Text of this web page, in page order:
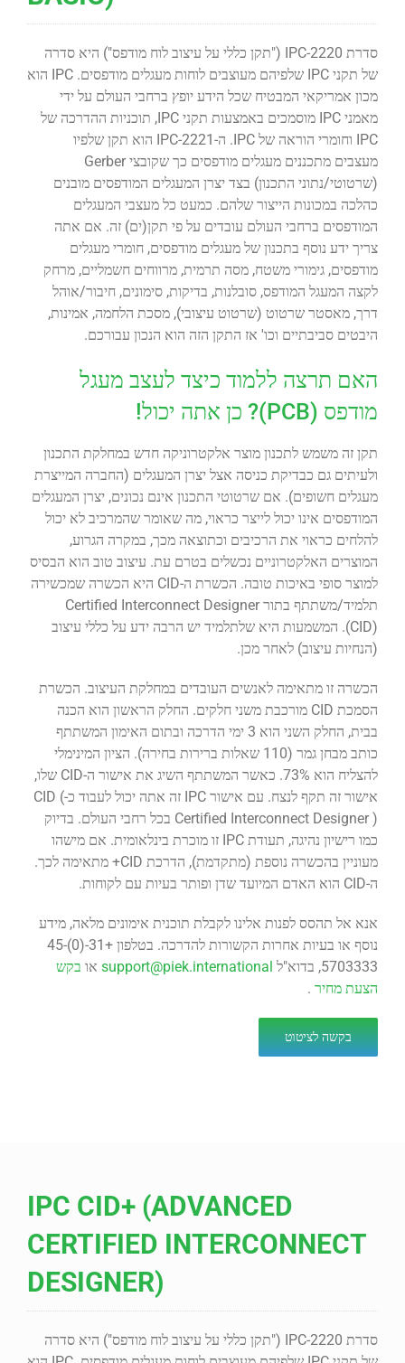
סדרת IPC-2220 ("תקן כללי על עיצוב לוח מודפס") היא סדרה
של תקני IPC שלפיהם מעוצבים לוחות מעגלים מודפסים. IPC הוא
מכון אמריקאי המבטיח שכל הידע יופץ ברחבי העולם על ידי
מאמני IPC מוסמכים באמצעות תקני IPC, תוכניות ההדרכה של
IPC וחומרי הוראה של IPC. ה-IPC-2221 הוא תקן שלפיו
מעצבים מתכננים מעגלים מודפסים כך שקובצי Gerber
(שרטוטי/נתוני התכנון) בצד יצרן המעגלים המודפסים מובנים
כהלכה במכונות הייצור שלהם. כמעט כל מעצבי המעגלים
המודפסים ברחבי העולם עובדים על פי תקן(ים) זה. אם אתה
צריך ידע נוסף בתכנון של מעגלים מודפסים, חומרי מעגלים
מודפסים, גימורי משטח, מסה תרמית, מרווחים חשמליים, מרחק
לקצה המעגל המודפס, סובלנות, בדיקות, סימונים, חיבור/אוהל
דרך, מאסטר שרטוט (שרטוט עיצובי), מסכת הלחמה, אמינות,
היבטים סביבתיים וכו' אז התקן הזה הוא הנכון עבורכם.
האם תרצה ללמוד כיצד לעצב מעגל
מודפס (PCB)? כן אתה יכול!
תקן זה משמש לתכנון מוצר אלקטרוניקה חדש במחלקת התכנון
ולעיתים גם כבדיקת כניסה אצל יצרן המעגלים (החברה המייצרת
מעגלים חשופים). אם שרטוטי התכנון אינם נכונים, יצרן המעגלים
המודפסים אינו יכול לייצר כראוי, מה שאומר שהמרכיב לא יכול
להלחים כראוי את הרכיבים וכתוצאה מכך, במקרה הגרוע,
המוצרים האלקטרוניים נכשלים בטרם עת. עיצוב טוב הוא הבסיס
למוצר סופי באיכות טובה. הכשרת ה-CID היא הכשרה שמכשירה
תלמיד/משתתף בתור Certified Interconnect Designer
(CID). המשמעות היא שלתלמיד יש הרבה ידע על כללי עיצוב
(הנחיות עיצוב) לאחר מכן.
הכשרה זו מתאימה לאנשים העובדים במחלקת העיצוב. הכשרת
הסמכת CID מורכבת משני חלקים. החלק הראשון הוא הכנה
בבית, החלק השני הוא 3 ימי הדרכה ובתום האימון המשתתף
כותב מבחן גמר (110 שאלות ברירות בחירה). הציון המינימלי
להצליח הוא 73%. כאשר המשתתף השיג את אישור ה-CID שלו,
אישור זה תקף לנצח. עם אישור IPC זה אתה יכול לעבוד כ-CID (
Certified Interconnect Designer ) בכל רחבי העולם. בדיוק
כמו רישיון נהיגה, תעודת IPC זו מוכרת בינלאומית. אם מישהו
מעוניין בהכשרה נוספת (מתקדמת), הדרכת CID+ מתאימה לכך.
ה-CID הוא האדם המיועד שדן ופותר בעיות עם לקוחות.
אנא אל תהסס לפנות אלינו לקבלת תוכנית אימונים מלאה, מידע
נוסף או בעיות אחרות הקשורות להדרכה. בטלפון +31-(0)45-
5703333, בדוא"ל
support@piek.internationalאו בקש
הצעת מחיר.
בקשה לציטוט
IPC CID+ (ADVANCED
CERTIFIED INTERCONNECT
DESIGNER)
סדרת IPC-2220 ("תקן כללי על עיצוב לוח מודפס") היא סדרה